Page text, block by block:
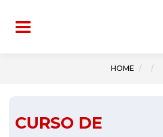
HOME
CURSO DE